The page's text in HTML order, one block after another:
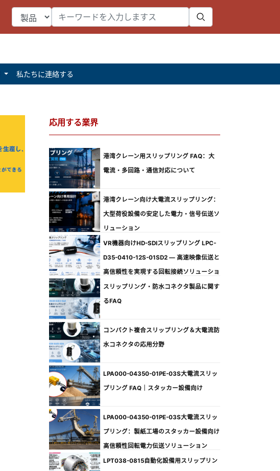
私たちに連絡する
応用する業界
港湾クレーン用スリップリング FAQ：大
電流・多回路・通信対応について
港湾クレーン向け大電流スリップリング：
大型荷役設備の安定した電力・信号伝送ソ
リューション
VR機器向けHD-SDIスリップリング LPC-
D35-0410-12S-01SD2 ― 高速映像伝送と
高信頼性を実現する回転接続ソリューショ
ン
スリップリング・防水コネクタ製品に関す
るFAQ
コンパクト複合スリップリング＆大電流防
水コネクタの応用分野
LPA000-04350-01PE-03S大電流スリッ
プリング FAQ｜スタッカー設備向け
LPA000-04350-01PE-03S大電流スリッ
プリング：製紙工場のスタッカー設備向け
高信頼性回転電力伝送ソリューション
LPT038-0815自動化設備用スリップリン